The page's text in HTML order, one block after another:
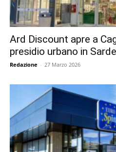
Ard Discount apre a
presidio urbano in
Redazione - 27 Marzo 2026